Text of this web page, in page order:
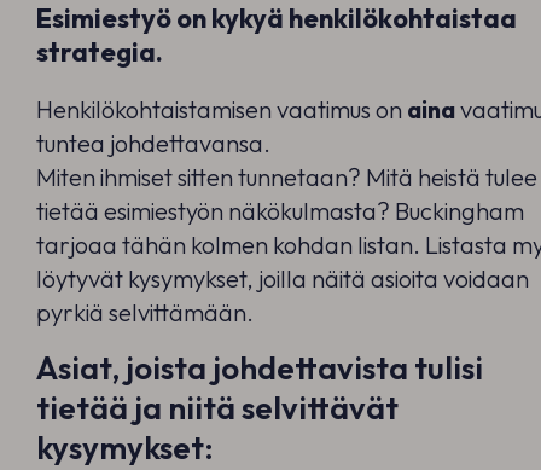
Esimiestyö on kykyä henkilökohtaistaa
strategia.
Henkilökohtaistamisen vaatimus on aina
tuntea johdettavansa.
Miten ihmiset sitten tunnetaan? Mitä heistä tulee
tietää esimiestyön näkökulmasta? Buckingham
tarjoaa tähän kolmen kohdan listan. Listasta
löytyvät kysymykset, joilla näitä asioita voidaan
pyrkiä selvittämään.
Asiat, joista johdettavista tulisi
tietää ja niitä selvittävät
kysymykset: